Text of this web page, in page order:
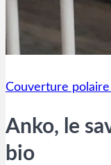
Couverture polaire
Anko, le
bio